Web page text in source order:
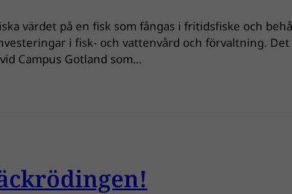
värdet på en fisk som fångas i fritidsfiske och
i fisk- och vattenvård och förvaltning.
Campus Gotland som…